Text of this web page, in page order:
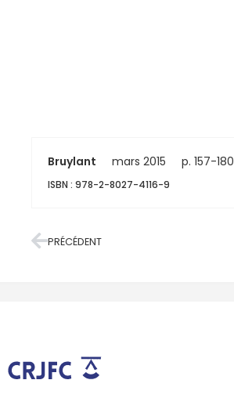
Bruylant mars 2015 p. 157-180
ISBN : 978-2-8027-4116-9
PRÉCÉDENT